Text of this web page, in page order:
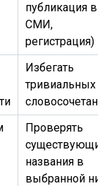
публикация в
СМИ,
регистрация)
Избегать
тривиальных
Проверять
существующие
названия в
выбранной